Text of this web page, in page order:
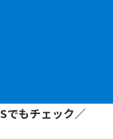
でもチェック／